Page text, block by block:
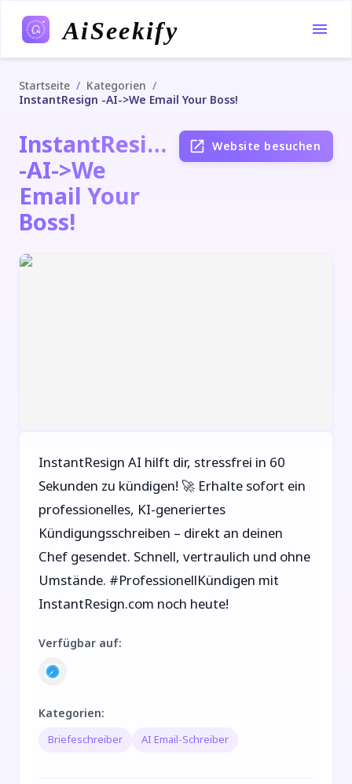
AiSeekify
Startseite / Kategorien /
InstantResign -AI->We Email Your Boss!
InstantResign
-AI->We
Email Your
Boss!
Website besuchen
InstantResign AI hilft dir, stressfrei in 60
Sekunden zu kündigen! 🚀 Erhalte sofort ein
professionelles, KI-generiertes
Kündigungsschreiben – direkt an deinen
Chef gesendet. Schnell, vertraulich und ohne
Umstände. #ProfessionellKündigen mit
InstantResign.com noch heute!
Verfügbar auf:
Kategorien:
Briefeschreiber AI Email-Schreiber